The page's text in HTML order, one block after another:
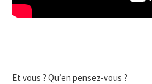
Et vous ? Qu’en pensez-vous ?